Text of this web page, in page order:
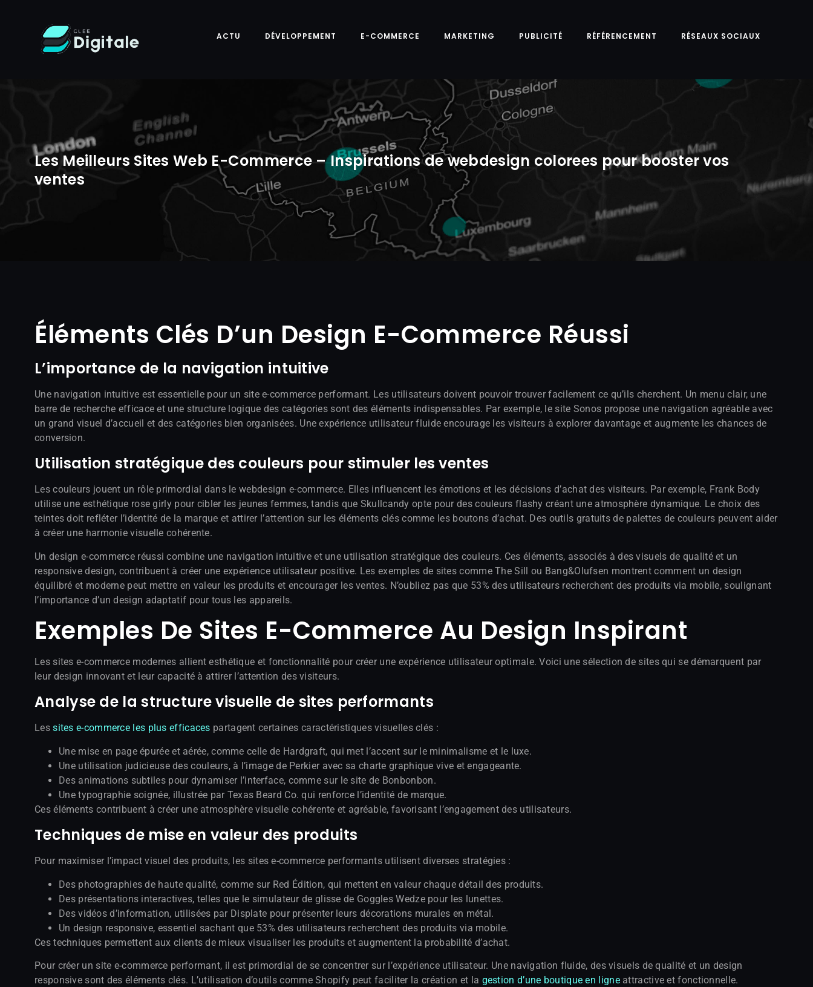
ACTU DÉVELOPPEMENT E-COMMERCE MARKETING PUBLICITÉ RÉFÉRENCEMENT RÉSEAUX SOCIAUX
Les Meilleurs Sites Web E-Commerce – Inspirations de webdesign colorees pour booster vos
ventes
Éléments Clés D’un Design E-Commerce Réussi
L’importance de la navigation intuitive
Une navigation intuitive est essentielle pour un site e-commerce performant. Les utilisateurs doivent pouvoir trouver facilement ce qu’ils cherchent. Un menu clair, une
barre de recherche efficace et une structure logique des catégories sont des éléments indispensables. Par exemple, le site Sonos propose une navigation agréable avec
un grand visuel d’accueil et des catégories bien organisées. Une expérience utilisateur fluide encourage les visiteurs à explorer davantage et augmente les chances de
conversion.
Utilisation stratégique des couleurs pour stimuler les ventes
Les couleurs jouent un rôle primordial dans le webdesign e-commerce. Elles influencent les émotions et les décisions d’achat des visiteurs. Par exemple, Frank Body
utilise une esthétique rose girly pour cibler les jeunes femmes, tandis que Skullcandy opte pour des couleurs flashy créant une atmosphère dynamique. Le choix des
teintes doit refléter l’identité de la marque et attirer l’attention sur les éléments clés comme les boutons d’achat. Des outils gratuits de palettes de couleurs peuvent aider
à créer une harmonie visuelle cohérente.
Un design e-commerce réussi combine une navigation intuitive et une utilisation stratégique des couleurs. Ces éléments, associés à des visuels de qualité et un
responsive design, contribuent à créer une expérience utilisateur positive. Les exemples de sites comme The Sill ou Bang&Olufsen montrent comment un design
équilibré et moderne peut mettre en valeur les produits et encourager les ventes. N’oubliez pas que 53% des utilisateurs recherchent des produits via mobile, soulignant
l’importance d’un design adaptatif pour tous les appareils.
Exemples De Sites E-Commerce Au Design Inspirant
Les sites e-commerce modernes allient esthétique et fonctionnalité pour créer une expérience utilisateur optimale. Voici une sélection de sites qui se démarquent par
leur design innovant et leur capacité à attirer l’attention des visiteurs.
Analyse de la structure visuelle de sites performants
Lessites e-commerce les plus efficaces partagent certaines caractéristiques visuelles clés :
Une mise en page épurée et aérée, comme celle de Hardgraft, qui met l’accent sur le minimalisme et le luxe.
Une utilisation judicieuse des couleurs, à l’image de Perkier avec sa charte graphique vive et engageante.
Des animations subtiles pour dynamiser l’interface, comme sur le site de Bonbonbon.
Une typographie soignée, illustrée par Texas Beard Co. qui renforce l’identité de marque.
Ces éléments contribuent à créer une atmosphère visuelle cohérente et agréable, favorisant l’engagement des utilisateurs.
Techniques de mise en valeur des produits
Pour maximiser l’impact visuel des produits, les sites e-commerce performants utilisent diverses stratégies :
Des photographies de haute qualité, comme sur Red Édition, qui mettent en valeur chaque détail des produits.
Des présentations interactives, telles que le simulateur de glisse de Goggles Wedze pour les lunettes.
Des vidéos d’information, utilisées par Displate pour présenter leurs décorations murales en métal.
Un design responsive, essentiel sachant que 53% des utilisateurs recherchent des produits via mobile.
Ces techniques permettent aux clients de mieux visualiser les produits et augmentent la probabilité d’achat.
Pour créer un site e-commerce performant, il est primordial de se concentrer sur l’expérience utilisateur. Une navigation fluide, des visuels de qualité et un design
responsive sont des éléments clés. L’utilisation d’outils comme Shopify peut faciliter la création et la gestion d’une boutique en ligneattractive et fonctionnelle.